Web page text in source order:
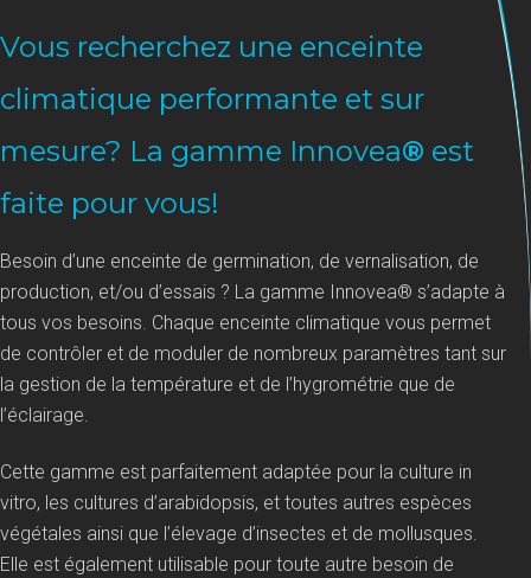
Vous recherchez une enceinte
climatique performante et sur
mesure? La gamme Innovea® est
faite pour vous!
Besoin d’une enceinte de germination, de vernalisation, de
production, et/ou d’essais ? La gamme Innovea® s’adapte à
tous vos besoins. Chaque enceinte climatique vous permet
de contrôler et de moduler de nombreux paramètres tant sur
la gestion de la température et de l’hygrométrie que de
l’éclairage.
Cette gamme est parfaitement adaptée pour la culture in
vitro, les cultures d’arabidopsis, et toutes autres espèces
végétales ainsi que l’élevage d’insectes et de mollusques.
Elle est également utilisable pour toute autre besoin de